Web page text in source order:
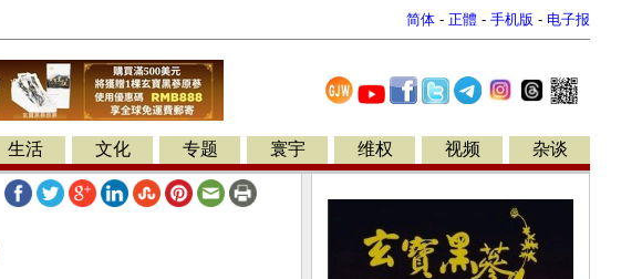
简体 - 正體 - 手机版 - 电子报
生活 文化 专题 寰宇 维权 视频 杂谈